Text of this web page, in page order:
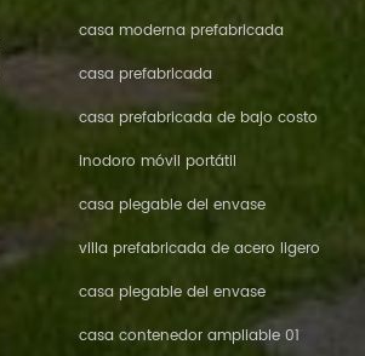
casa moderna prefabricada
casa prefabricada
casa prefabricada de bajo costo
inodoro móvil portátil
casa plegable del envase
villa prefabricada de acero ligero
casa plegable del envase
casa contenedor ampliable 01